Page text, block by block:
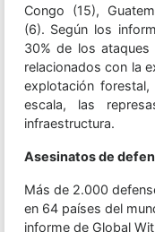
Congo (15),
(6). Según los
30% de los ataques
relacionados con la
explotación
escala, las
infraestructura.
Asesinatos de
Más de 2.000
en 64 países del
informe de Global